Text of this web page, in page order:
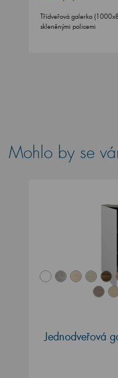
Třídveřová galerka
skleněnými policemi
Mohlo by se
Jednodveřová